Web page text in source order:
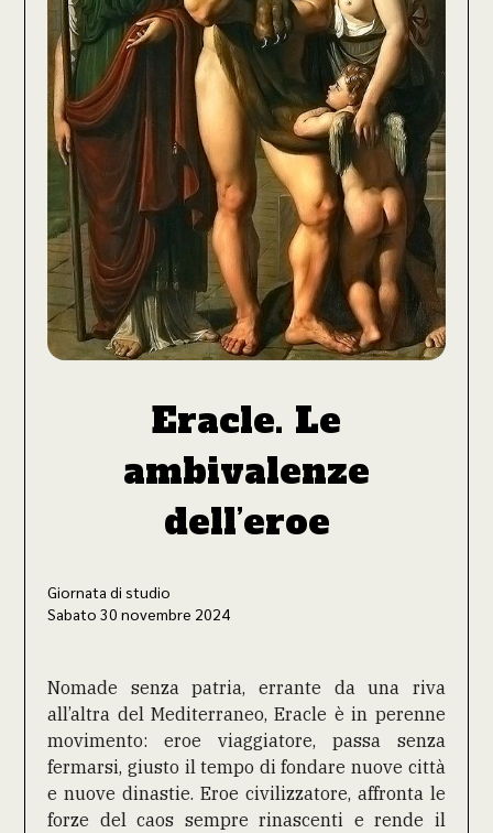
Eracle. Le
ambivalenze
dell’eroe
Giornata di studio
Sabato 30 novembre 2024
Nomade senza patria, errante da una riva
all’altra del Mediterraneo, Eracle è in perenne
movimento: eroe viaggiatore, passa senza
fermarsi, giusto il tempo di fondare nuove città
e nuove dinastie. Eroe civilizzatore, affronta le
forze del caos sempre rinascenti e rende il